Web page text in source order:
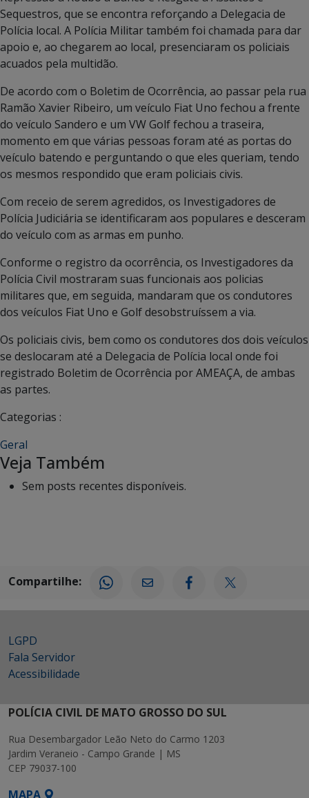
Sequestros, que se encontra reforçando a Delegacia de
Polícia local. A Polícia Militar também foi chamada para dar
apoio e, ao chegarem ao local, presenciaram os policiais
acuados pela multidão.
De acordo com o Boletim de Ocorrência, ao passar pela rua
Ramão Xavier Ribeiro, um veículo Fiat Uno fechou a frente
do veículo Sandero e um VW Golf fechou a traseira,
momento em que várias pessoas foram até as portas do
veículo batendo e perguntando o que eles queriam, tendo
os mesmos respondido que eram policiais civis.
Com receio de serem agredidos, os Investigadores de
Polícia Judiciária se identificaram aos populares e desceram
do veículo com as armas em punho.
Conforme o registro da ocorrência, os Investigadores da
Polícia Civil mostraram suas funcionais aos policias
militares que, em seguida, mandaram que os condutores
dos veículos Fiat Uno e Golf desobstruíssem a via.
Os policiais civis, bem como os condutores dos dois veículos
se deslocaram até a Delegacia de Polícia local onde foi
registrado Boletim de Ocorrência por AMEAÇA, de ambas
as partes.
Categorias :
Geral
Veja Também
Sem posts recentes disponíveis.
Compartilhe:
LGPD
Fala Servidor
Acessibilidade
POLÍCIA CIVIL DE MATO GROSSO DO SUL
Rua Desembargador Leão Neto do Carmo 1203
Jardim Veraneio - Campo Grande | MS
CEP 79037-100
MAPA